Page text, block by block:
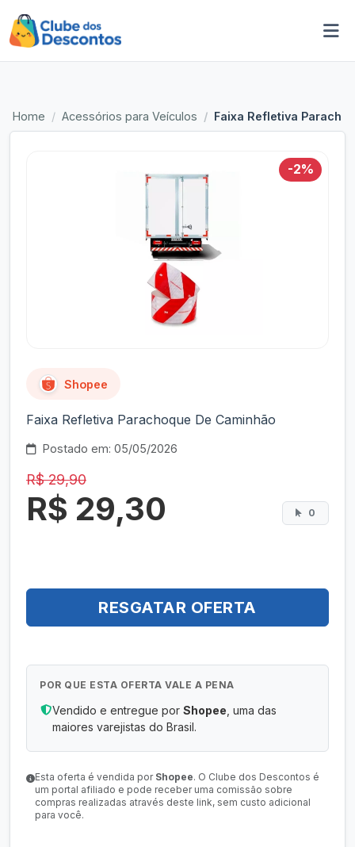
Home Acessórios para Veículos Faixa Refletiva
-2%
Shopee
Faixa Refletiva Parachoque De Caminhão
Postado em: 05/05/2026
R$ 29,90
R$ 29,30 0
RESGATAR OFERTA
POR QUE ESTA OFERTA VALE A PENA
Vendido e entregue por Shopee , uma das
maiores varejistas do Brasil.
Esta oferta é vendida por Shopee. O Clube dos Descontos é
um portal afiliado e pode receber uma comissão sobre
compras realizadas através deste link, sem custo adicional
para você.